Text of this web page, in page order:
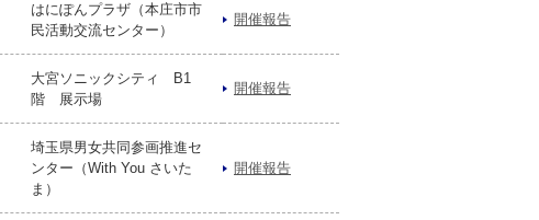
はにぽんプラザ（本庄市市
民活動交流センター）
開催報告
大宮ソニックシティ B1
階 展示場
開催報告
埼玉県男女共同参画推進セ
ンター（With You さいた
ま）
開催報告